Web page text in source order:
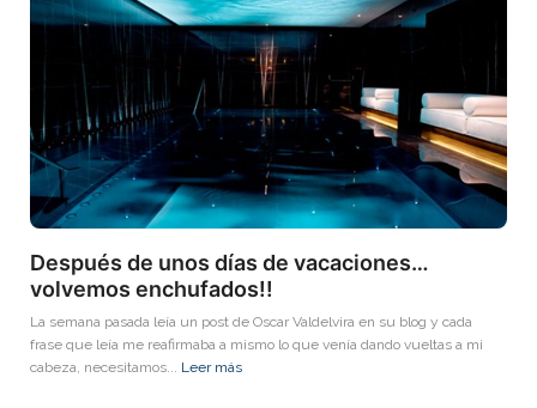
Después de unos días de vacaciones…
volvemos enchufados!!
La semana pasada leía un post de Oscar Valdelvira en su blog y cada
frase que leía me reafirmaba a mismo lo que venía dando vueltas a mi
cabeza, necesitamos... Leer más